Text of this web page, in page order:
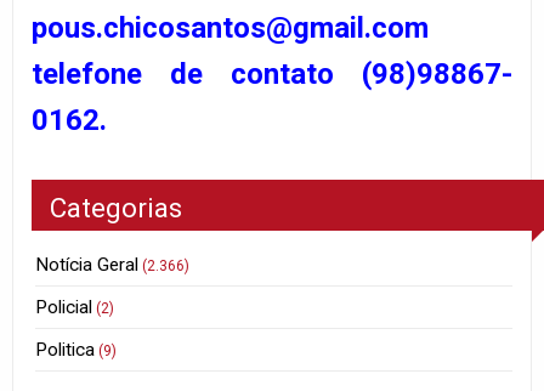
pous.chicosantos@gmail.com
telefone de contato (98)98867-
0162.
Categorias
Notícia Geral (2.366)
Policial (2)
Politica (9)